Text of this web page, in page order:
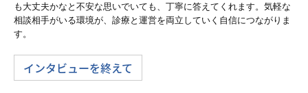
も大丈夫かなと不安な思いでいても、丁寧に答えてくれます。気軽な
相談相手がいる環境が、診療と運営を両立していく自信につながりま
す。
インタビューを終えて